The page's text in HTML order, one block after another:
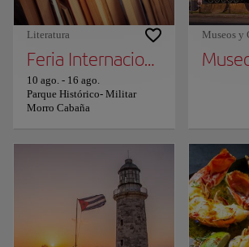
Literatura
Feria Internacional del Libro
10 ago. - 16 ago.
Parque Histórico- Militar
Morro Cabaña
Museos y